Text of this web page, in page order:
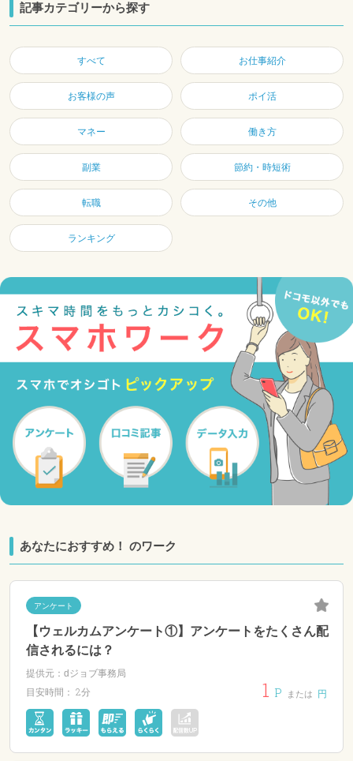
記事カテゴリーから探す
すべて お仕事紹介
お客様の声 ポイ活
マネー 働き方
副業 節約・時短術
転職 その他
ランキング
あなたにおすすめ！ のワーク
アンケート
【ウェルカムアンケート①】アンケートをたくさん配
信されるには？
提供元：dジョブ事務局
目安時間： 2分 1 P または 円